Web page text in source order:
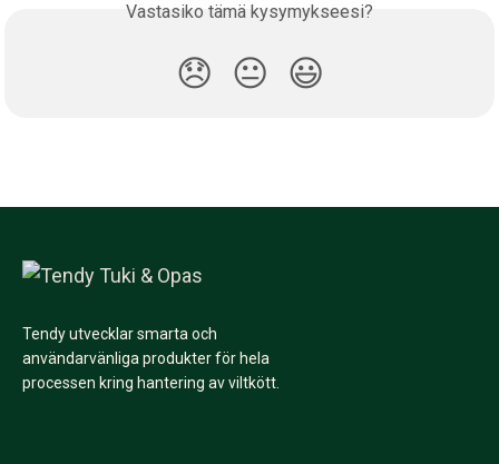
Vastasiko tämä kysymykseesi?
😞 😐 😃
Tendy utvecklar smarta och
användarvänliga produkter för hela
processen kring hantering av viltkött.